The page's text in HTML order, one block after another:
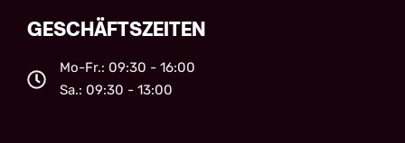
GESCHÄFTSZEITEN
Mo-Fr.: 09:30 - 16:00
Sa.: 09:30 - 13:00